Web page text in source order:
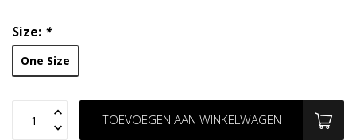
Size: *
One Size
TOEVOEGEN AAN WINKELWAGEN